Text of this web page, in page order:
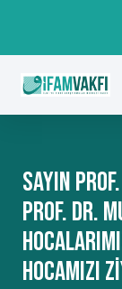
Sayın
Prof. Dr.